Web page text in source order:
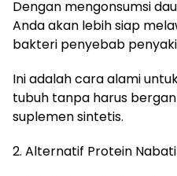
Dengan mengonsumsi
Anda akan lebih siap
bakteri penyebab
Ini adalah cara alami
tubuh tanpa harus
suplemen sintetis.
2. Alternatif Protein